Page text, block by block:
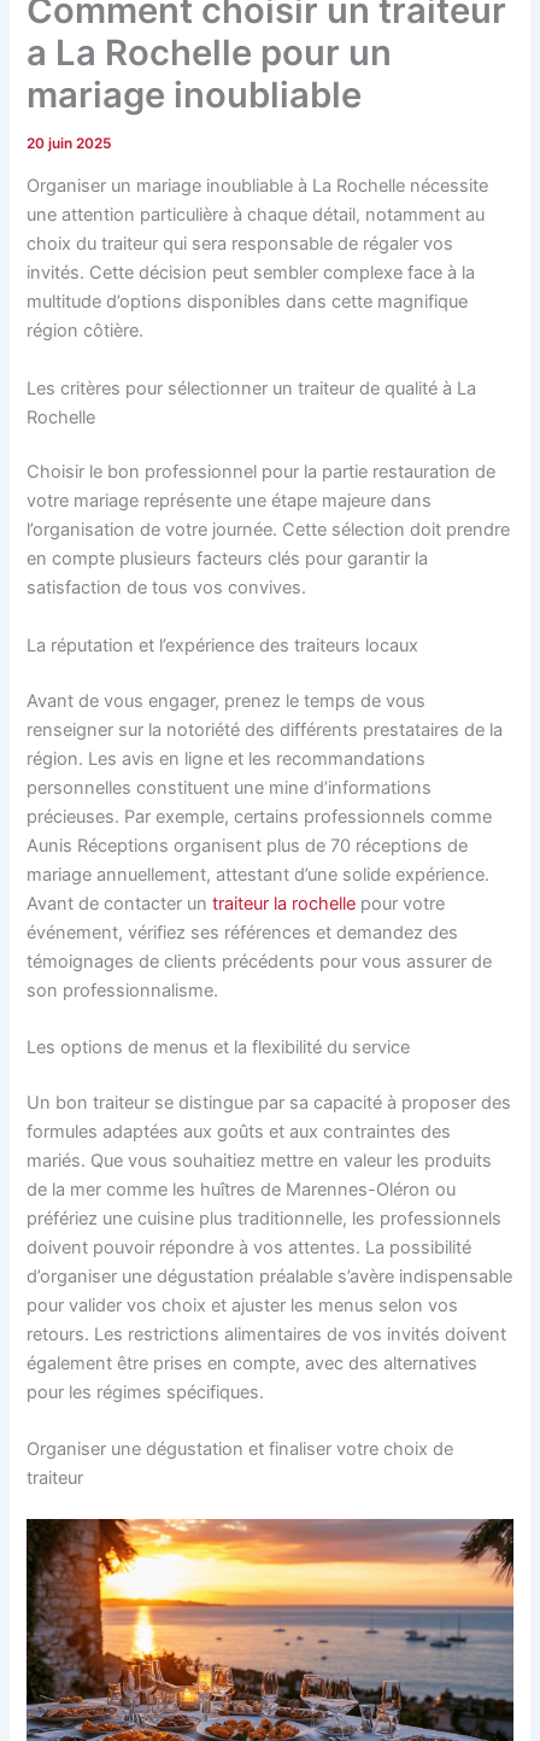
Comment choisir un traiteur
a La Rochelle pour un
mariage inoubliable
20 juin 2025
Organiser un mariage inoubliable à La Rochelle nécessite
une attention particulière à chaque détail, notamment au
choix du traiteur qui sera responsable de régaler vos
invités. Cette décision peut sembler complexe face à la
multitude d’options disponibles dans cette magnifique
région côtière.
Les critères pour sélectionner un traiteur de qualité à La
Rochelle
Choisir le bon professionnel pour la partie restauration de
votre mariage représente une étape majeure dans
l’organisation de votre journée. Cette sélection doit prendre
en compte plusieurs facteurs clés pour garantir la
satisfaction de tous vos convives.
La réputation et l’expérience des traiteurs locaux
Avant de vous engager, prenez le temps de vous
renseigner sur la notoriété des différents prestataires de la
région. Les avis en ligne et les recommandations
personnelles constituent une mine d’informations
précieuses. Par exemple, certains professionnels comme
Aunis Réceptions organisent plus de 70 réceptions de
mariage annuellement, attestant d’une solide expérience.
Avant de contacter untraiteur la rochelle pour votre
événement, vérifiez ses références et demandez des
témoignages de clients précédents pour vous assurer de
son professionnalisme.
Les options de menus et la flexibilité du service
Un bon traiteur se distingue par sa capacité à proposer des
formules adaptées aux goûts et aux contraintes des
mariés. Que vous souhaitiez mettre en valeur les produits
de la mer comme les huîtres de Marennes-Oléron ou
préfériez une cuisine plus traditionnelle, les professionnels
doivent pouvoir répondre à vos attentes. La possibilité
d’organiser une dégustation préalable s’avère indispensable
pour valider vos choix et ajuster les menus selon vos
retours. Les restrictions alimentaires de vos invités doivent
également être prises en compte, avec des alternatives
pour les régimes spécifiques.
Organiser une dégustation et finaliser votre choix de
traiteur